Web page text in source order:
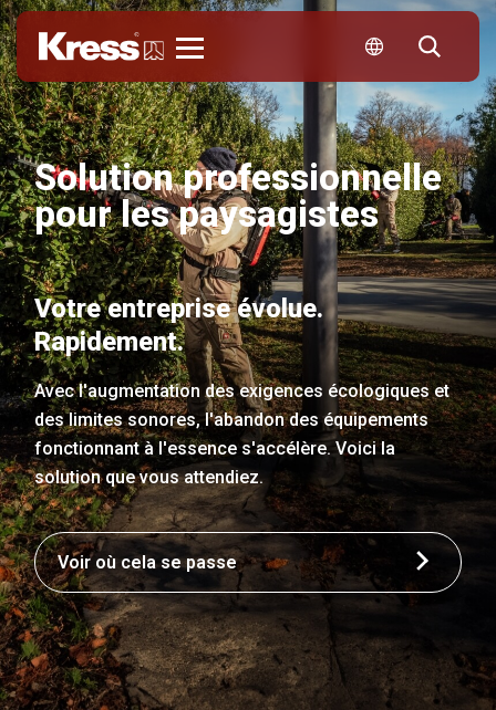
Solution professionnelle
pour les paysagistes
Votre entreprise évolue.
Rapidement.
Avec l'augmentation des exigences écologiques et
des limites sonores, l'abandon des équipements
fonctionnant à l'essence s'accélère. Voici la
solution que vous attendiez.
Voir où cela se passe